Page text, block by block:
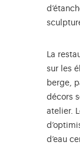
La
sur les
berge,
décors
atelier.
d’eau